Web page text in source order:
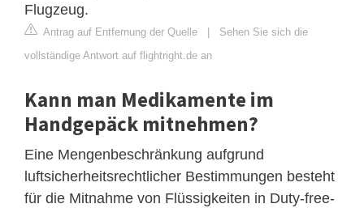
Flugzeug.
Antrag auf Entfernung der Quelle | Sehen Sie sich die
vollständige Antwort auf flightright.de an
Kann man Medikamente im
Handgepäck mitnehmen?
Eine Mengenbeschränkung aufgrund
luftsicherheitsrechtlicher Bestimmungen besteht
für die Mitnahme von Flüssigkeiten in Duty-free-